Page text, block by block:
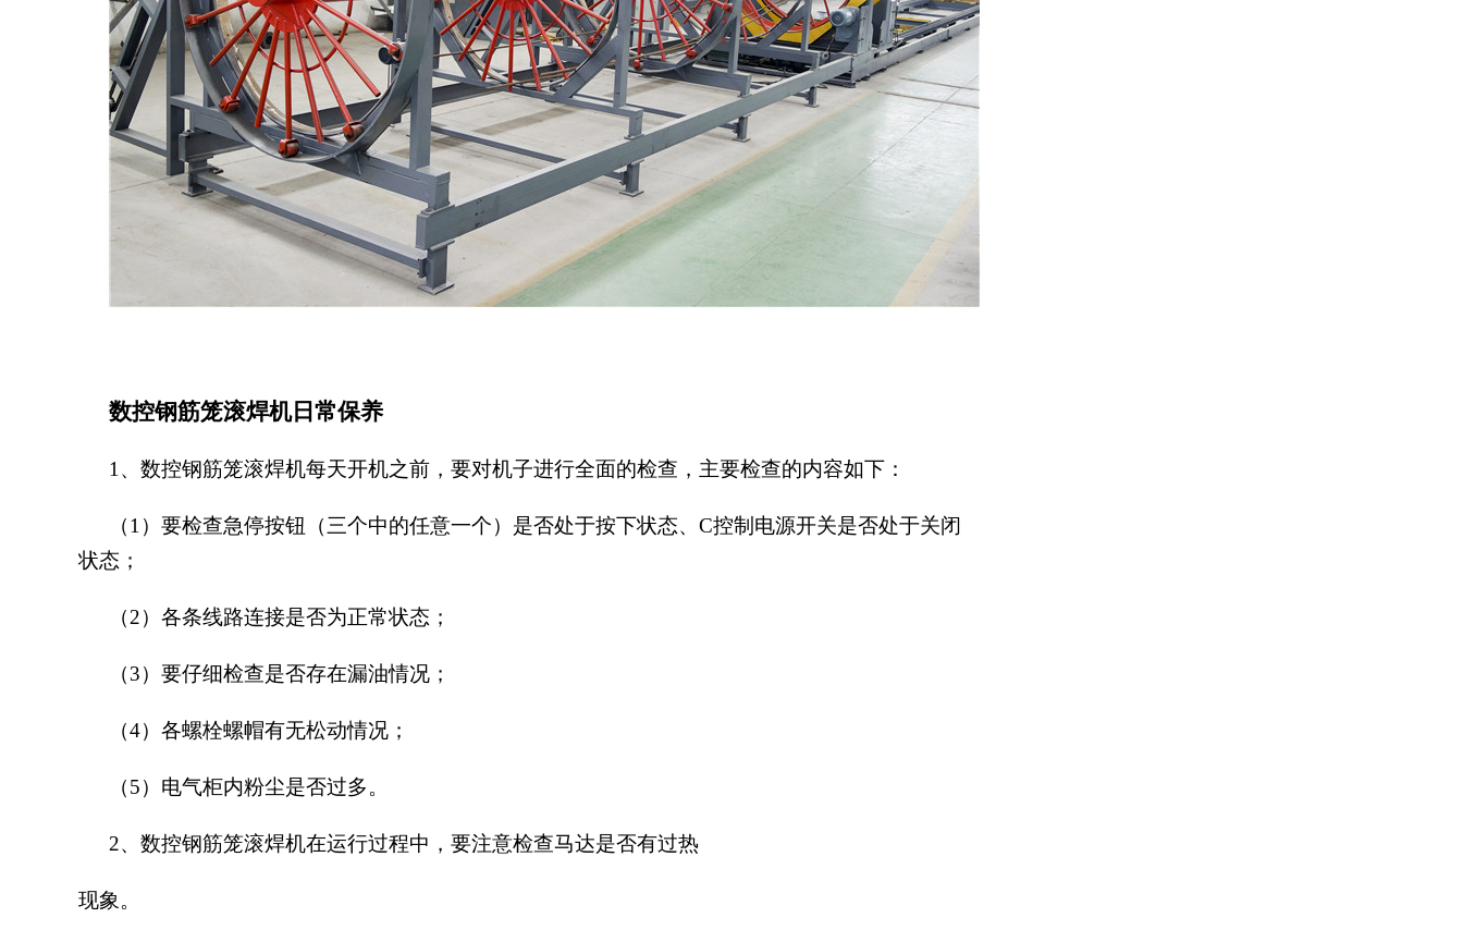
数控钢筋笼滚焊机日常保养
1、数控钢筋笼滚焊机每天开机之前，要对机子进行全面的检查，主要检查的内容如下：
（1）要检查急停按钮（三个中的任意一个）是否处于按下状态、C控制电源开关是否处于关闭
状态；
（2）各条线路连接是否为正常状态；
（3）要仔细检查是否存在漏油情况；
（4）各螺栓螺帽有无松动情况；
（5）电气柜内粉尘是否过多。
2、数控钢筋笼滚焊机在运行过程中，要注意检查马达是否有过热
现象。